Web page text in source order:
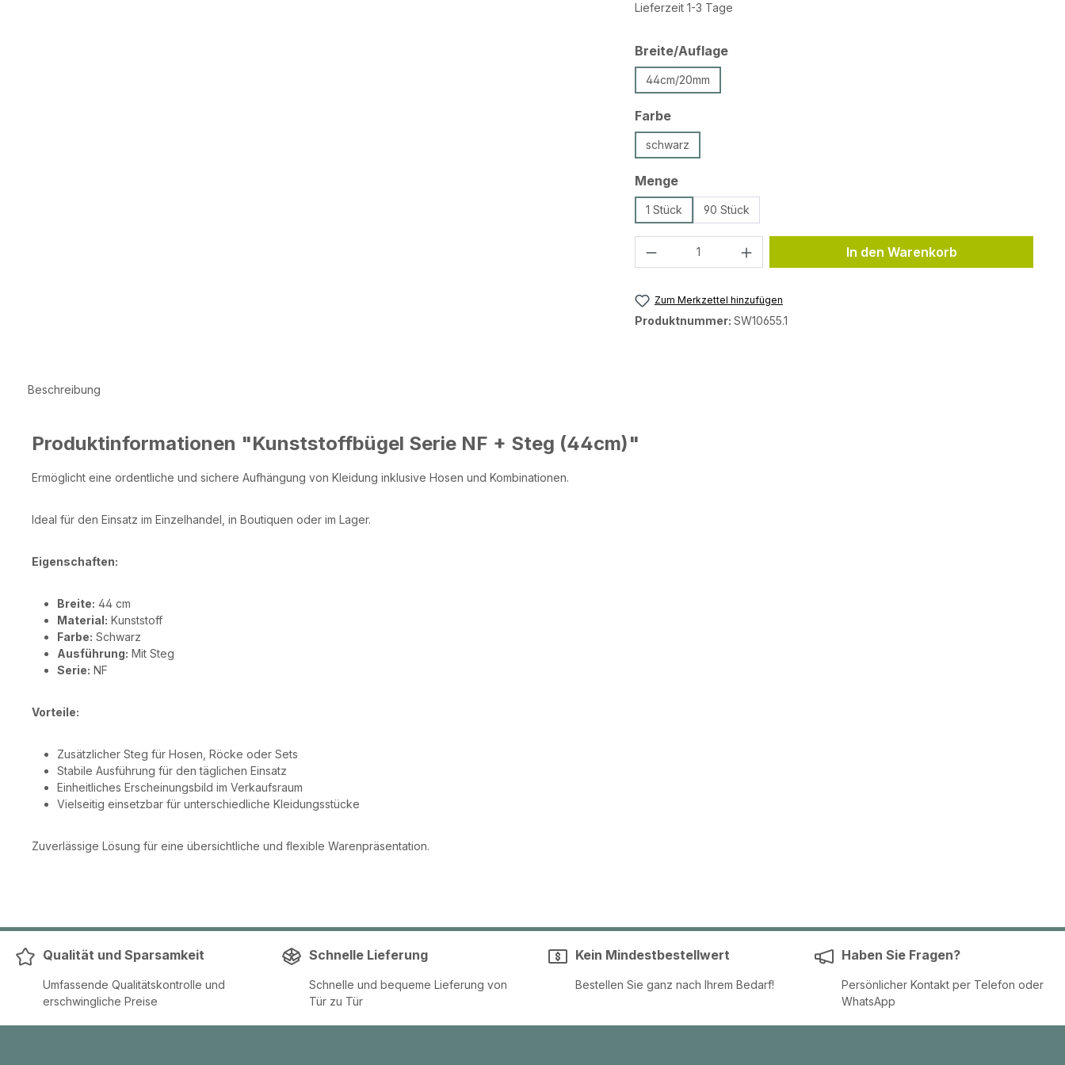
Lieferzeit 1-3 Tage
Breite/Auflageauswählen
44cm/20mm
Farbeauswählen
schwarz
Mengeauswählen
1 Stück 90 Stück
Produkt Anzahl: Gib den gewünschten Wert
In den Warenkorb
Zum Merkzettel hinzufügen
Produktnummer: SW10655.1
Beschreibung
Produktinformationen "Kunststoffbügel Serie NF + Steg (44cm)"
Ermöglicht eine ordentliche und sichere Aufhängung von Kleidung inklusive Hosen und Kombinationen.
Ideal für den Einsatz im Einzelhandel, in Boutiquen oder im Lager.
Eigenschaften:
Breite: 44 cm
Material: Kunststoff
Farbe: Schwarz
Ausführung: Mit Steg
Serie: NF
Vorteile:
Zusätzlicher Steg für Hosen, Röcke oder Sets
Stabile Ausführung für den täglichen Einsatz
Einheitliches Erscheinungsbild im Verkaufsraum
Vielseitig einsetzbar für unterschiedliche Kleidungsstücke
Zuverlässige Lösung für eine übersichtliche und flexible Warenpräsentation.
Qualität und Sparsamkeit
Umfassende Qualitätskontrolle und
erschwingliche Preise
Schnelle Lieferung
Schnelle und bequeme Lieferung von
Tür zu Tür
Kein Mindestbestellwert
Bestellen Sie ganz nach Ihrem Bedarf!
Haben Sie Fragen?
Persönlicher Kontakt per Telefon oder
WhatsApp